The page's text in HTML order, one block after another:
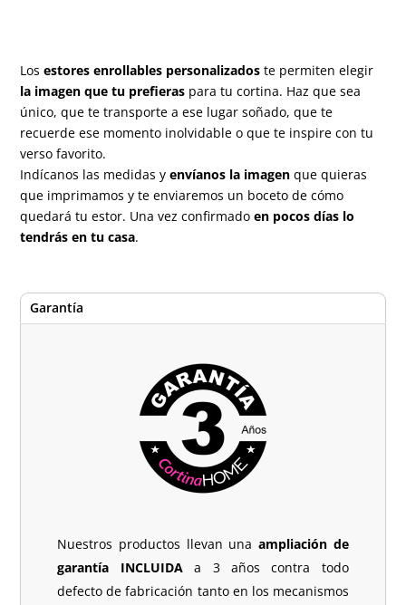
Los estores enrollables personalizados te permiten elegir
la imagen que tu prefieras para tu cortina. Haz que sea
único, que te transporte a ese lugar soñado, que te
recuerde ese momento inolvidable o que te inspire con tu
verso favorito.
Indícanos las medidas yenvíanos la imagen que quieras
que imprimamos y te enviaremos un boceto de cómo
quedará tu estor. Una vez confirmado en pocos días lo
tendrás en tu casa.
Garantía
Nuestros productos llevan una ampliación de
garantía INCLUIDAa 3 años contra todo
defecto de fabricación tanto en los mecanismos